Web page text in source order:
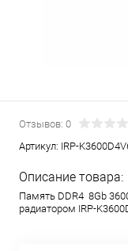
Отзывов: 0
Артикул: IRP-
Описание товара:
Память DDR4 8Gb
радиатором IRP-